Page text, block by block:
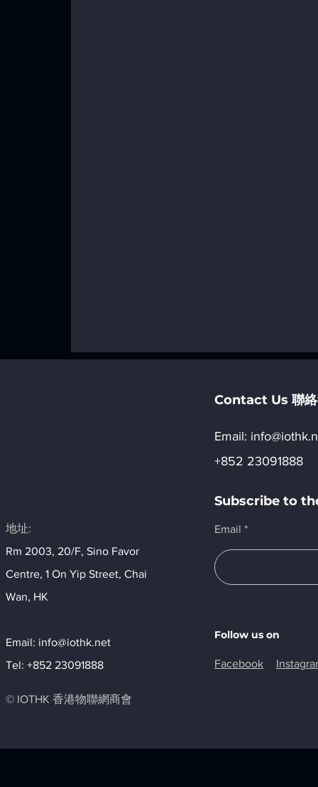
地址:
Rm 2003, 20/F, Sino Favor
Centre, 1 On Yip Street, Chai
Wan, HK​
Email: info@iothk.net
Tel: +852 23091888
© IOTHK 香港物聯網商會
Contact Us 聯
Email:​
+852 23091888
Subscribe to
Email
Follow us on
Facebook